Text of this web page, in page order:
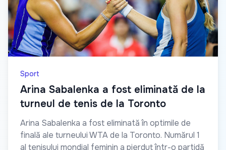
Sport
Arina Sabalenka a fost eliminată de la
turneul de tenis de la Toronto
Arina Sabalenka a fost eliminată în optimile de
finală ale turneului WTA de la Toronto. Numărul 1
al tenisului mondial feminin a pierdut într-o partidă